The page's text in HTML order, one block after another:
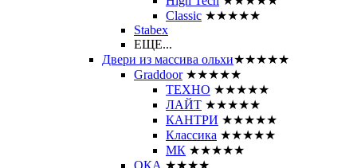
Classic ★★★★★
Stabex
ЕЩЕ...
Двери из массива ольхи★★★★★
Graddoor ★★★★★
ТЕХНО ★★★★★
ЛАЙТ ★★★★★
КАНТРИ ★★★★★
Классика ★★★★★
МК ★★★★★
ОКА ★★★★